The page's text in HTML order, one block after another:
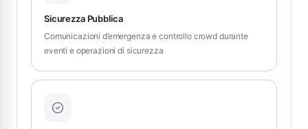
Sicurezza Pubblica
Comunicazioni d’emergenza e controllo crowd durante
eventi e operazioni di sicurezza